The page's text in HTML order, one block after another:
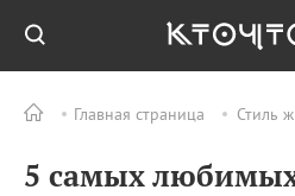
Главная страница Стиль
5 самых